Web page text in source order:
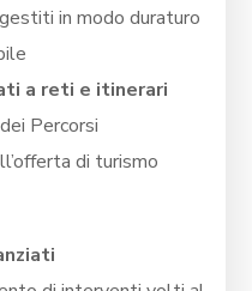
in modo duraturo
a reti e itinerari
Percorsi
di turismo